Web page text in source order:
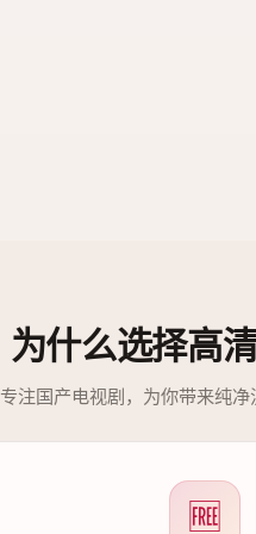
为什么选择高
专注国产电视剧，为你带来纯
🆓